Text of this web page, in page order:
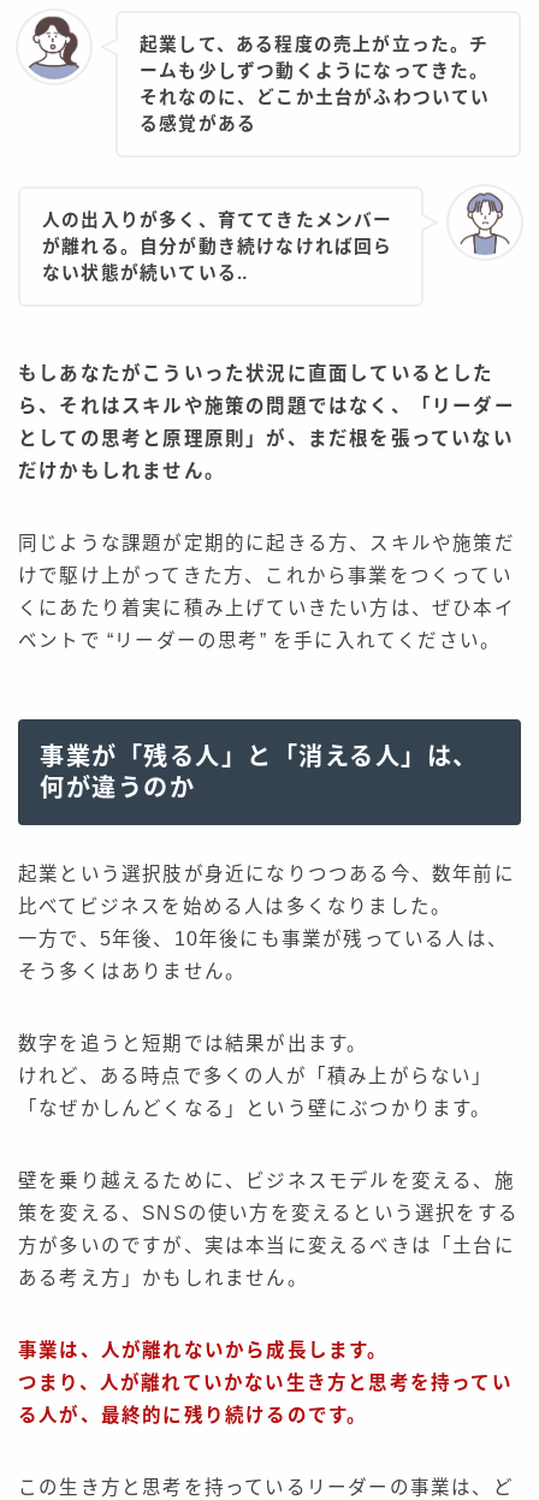
起業して、ある程度の売上が立った。チ
ームも少しずつ動くようになってきた。
それなのに、どこか土台がふわついてい
る感覚がある
人の出入りが多く、育ててきたメンバー
が離れる。自分が動き続けなければ回ら
ない状態が続いている‥
もしあなたがこういった状況に直面しているとした
ら、それはスキルや施策の問題ではなく、「リーダー
としての思考と原理原則」が、まだ根を張っていない
だけかもしれません。
同じような課題が定期的に起きる方、スキルや施策だ
けで駆け上がってきた方、これから事業をつくってい
くにあたり着実に積み上げていきたい方は、ぜひ本イ
ベントで “リーダーの思考” を手に入れてください。
事業が「残る人」と「消える人」は、
何が違うのか
起業という選択肢が身近になりつつある今、数年前に
比べてビジネスを始める人は多くなりました。
一方で、5年後、10年後にも事業が残っている人は、
そう多くはありません。
数字を追うと短期では結果が出ます。
けれど、ある時点で多くの人が「積み上がらない」
「なぜかしんどくなる」という壁にぶつかります。
壁を乗り越えるために、ビジネスモデルを変える、施
策を変える、SNSの使い方を変えるという選択をする
方が多いのですが、実は本当に変えるべきは「土台に
ある考え方」かもしれません。
事業は、 人が離れないから成長します。
つまり、人が離れていかない生き方と思考を持ってい
る人が、最終的に残り続けるのです。
この生き方と思考を持っているリーダーの事業は、ど